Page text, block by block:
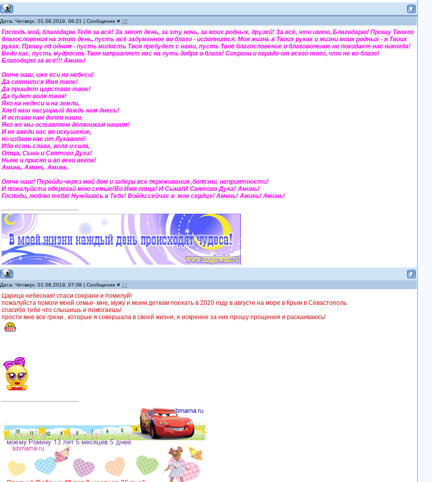
Дата: Четверг, 01.08.2019, 06:21 | Сообщение # 16
Господь мой, благодарю Тебя за всё! За этот день, за эту ночь, за моих родных, друзей! За всё, что имею, Благодарю! Прошу Твоего
благословения на этот день, пусть всё задуманное во благо - исполнится. Моя жизнь в Твоих руках и жизни моих родных - в Твоих
руках. Прошу об одном - пусть милость Твоя пребудет с нами, пусть Твоё благословение и благоволение не покидает нас никогда!
Веди нас, пусть мудрость Твоя направляет нас на путь добра и блага! Сохрани и огради от всего того, что не во благо!
Благодарю за всё!!! Аминь!
Отче наш, иже еси на небеси!
Да святится Имя твое!
Да приидет царствие твое!
Да будет воля твоя!
Яко на небеси и на земли,
Хлеб наш насущный даждь нам днесь!
И остави нам долги наши,
Яко же мы оставляем должникам нашим!
И не введи нас во искушение,
но избави нас от Лукавого!
Ибо есть слава, воля и сила,
Отца, Сына и Святого Духа!
Ныне и присно и во веки веков!
Аминь. Аминь. Аминь.
Отче наш! Перейди через мой дом и забери все переживания ,болезни, неприятности!
И пожалуйста оберегай мою семью!Во Имя отца! И Сына!И Святого Духа! Аминь!
Господи, люблю тебя! Нуждаюсь в Тебе! Войди сейчас в мое сердце! Аминь! Аминь! Аминь!
Дата: Четверг, 01.08.2019, 07:08 | Сообщение # 17
Царица небесная! спаси сохрани и помилуй!
пожалуйста помоги моей семье- мне, мужу и моим деткам поехать в 2020 году в августе на море в Крым в Севастополь.
спасибо тебе что слышишь и помогаешь!
прости мне все грехи , которые я совершала в своей жизни, я искренне за них прошу прощения и раскаиваюсь!